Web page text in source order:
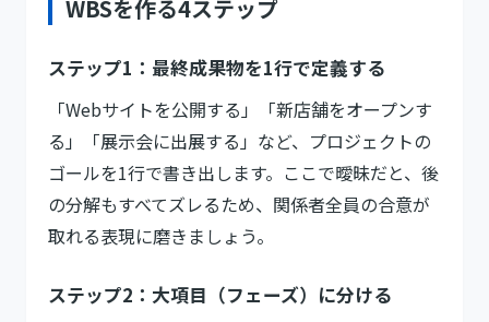
WBSを作る4ステップ
ステップ1：最終成果物を1行で定義する
「Webサイトを公開する」「新店舗をオープンす
る」「展示会に出展する」など、プロジェクトの
ゴールを1行で書き出します。ここで曖昧だと、後
の分解もすべてズレるため、関係者全員の合意が
取れる表現に磨きましょう。
ステップ2：大項目（フェーズ）に分ける